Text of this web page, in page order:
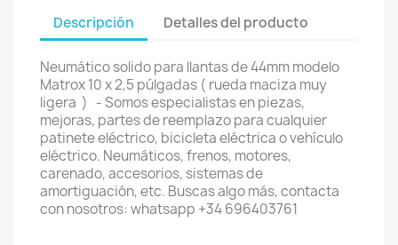
Descripción Detalles del producto
Neumático solido para llantas de 44mm modelo
Matrox 10 x 2,5 púlgadas ( rueda maciza muy
ligera ) - Somos especialistas en piezas,
mejoras, partes de reemplazo para cualquier
patinete eléctrico, bicicleta eléctrica o vehículo
eléctrico. Neumáticos, frenos, motores,
carenado, accesorios, sistemas de
amortiguación, etc. Buscas algo más, contacta
con nosotros: whatsapp +34 696403761